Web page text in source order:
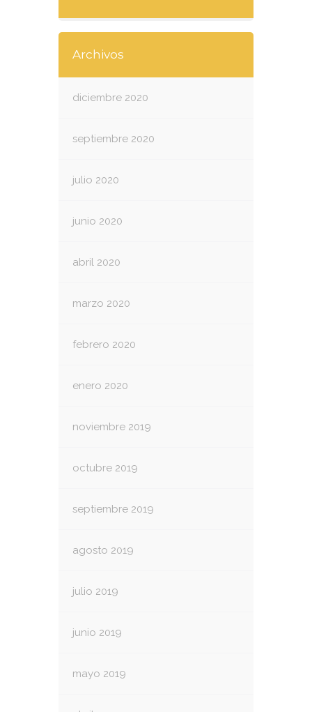
Archivos
diciembre 2020
septiembre 2020
julio 2020
junio 2020
abril 2020
marzo 2020
febrero 2020
enero 2020
noviembre 2019
octubre 2019
septiembre 2019
agosto 2019
julio 2019
junio 2019
mayo 2019